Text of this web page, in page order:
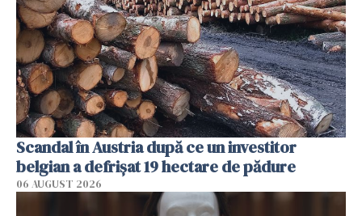
Scandal în Austria după ce un investitor
belgian a defrișat 19 hectare de pădure
06 AUGUST 2026